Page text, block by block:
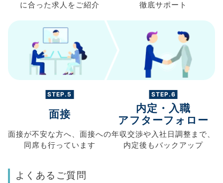
に合った求人を ご紹介
徹底サポート
STEP.5
面接
面接が不安な方へ、 面接への
同席も行っています
STEP.6
内定・入職
アフターフォロー
年収交渉や入社日調整まで、
内定後もバックアップ
よくあるご質問